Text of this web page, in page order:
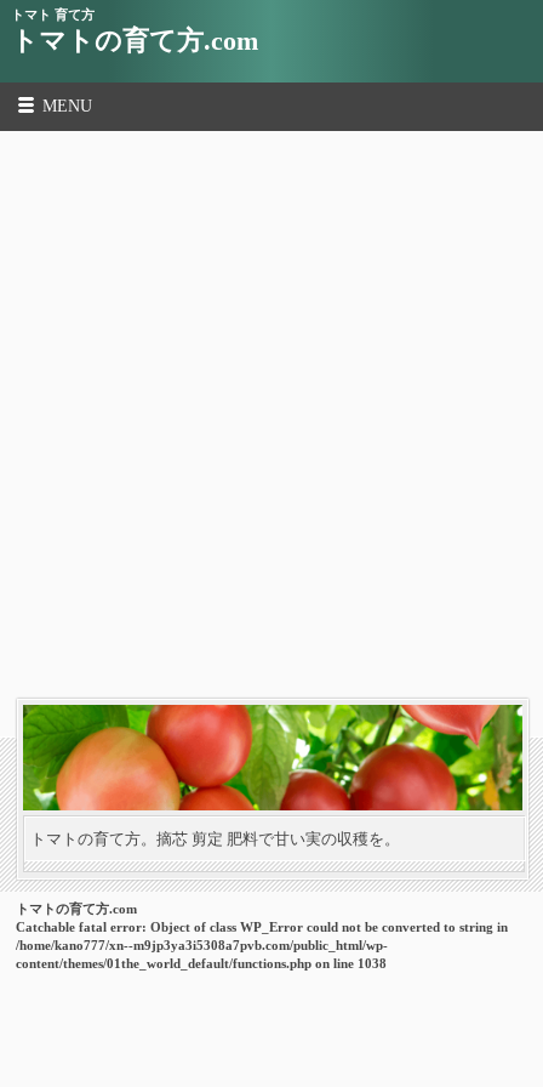
トマト 育て方
トマトの育て方.com
MENU
トマトの育て方。摘芯 剪定 肥料で甘い実の収穫を。
トマトの育て方.com
Catchable fatal error: Object of class WP_Error could not be converted to string in
/home/kano777/xn--m9jp3ya3i5308a7pvb.com/public_html/wp-
content/themes/01the_world_default/functions.php on line 1038